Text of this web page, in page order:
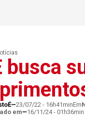
busca
23/07/22 - 16h41minEm
em
16/11/24 - 01h36min